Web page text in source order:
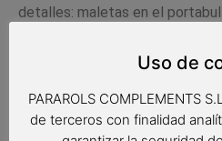
detalles: maletas en el
con máxima precisión. Una
época.
Medidas:
Uso de
PARAROLS COMPLEMENTS
de terceros con finalidad